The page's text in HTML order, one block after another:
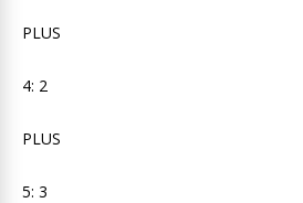
PLUS
4: 2
PLUS
5: 3